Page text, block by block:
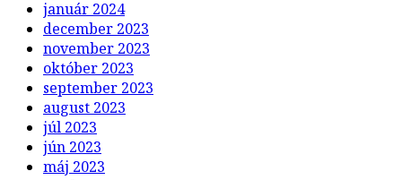
január 2024
december 2023
november 2023
október 2023
september 2023
august 2023
júl 2023
jún 2023
máj 2023